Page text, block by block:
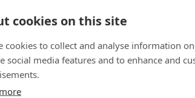
cookies on this site
cookies to collect and analyse information
social media features and to enhance and
tjänstebil
GPS-trackers
Scout 2.0
Båt